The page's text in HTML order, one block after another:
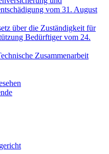
vom 31. August
über die Zuständigkeit für
Bedürftiger vom 24.
Zusammenarbeit